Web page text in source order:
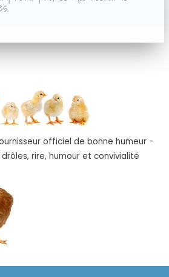
officiel de bonne humeur -
rire, humour et convivialité